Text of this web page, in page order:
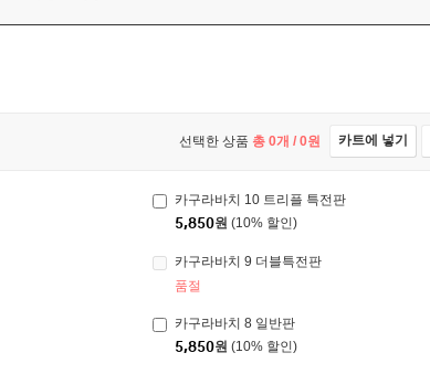
선택한 상품 총 0개 / 0원 카트에 넣기
카구라바치 10 트리플 특전판
5,850원 (10% 할인)
카구라바치 9 더블특전판
품절
카구라바치 8 일반판
5,850원 (10% 할인)